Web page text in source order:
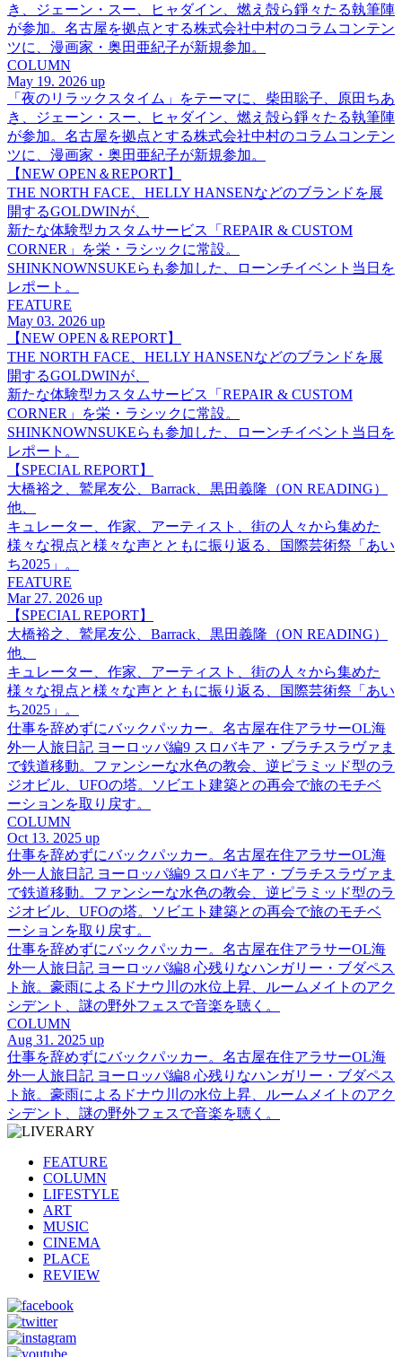
き、ジェーン・スー、ヒャダイン、燃え殻ら錚々たる執筆陣
が参加。名古屋を拠点とする株式会社中村のコラムコンテン
ツに、漫画家・奥田亜紀子が新規参加。
COLUMN
May 19. 2026 up
「夜のリラックスタイム」をテーマに、柴田聡子、原田ちあ
き、ジェーン・スー、ヒャダイン、燃え殻ら錚々たる執筆陣
が参加。名古屋を拠点とする株式会社中村のコラムコンテン
ツに、漫画家・奥田亜紀子が新規参加。
【NEW OPEN＆REPORT】
THE NORTH FACE、HELLY HANSENなどのブランドを展
開するGOLDWINが、
新たな体験型カスタムサービス「REPAIR & CUSTOM
CORNER」を栄・ラシックに常設。
SHINKNOWNSUKEらも参加した、ローンチイベント当日を
レポート。
FEATURE
May 03. 2026 up
【NEW OPEN＆REPORT】
THE NORTH FACE、HELLY HANSENなどのブランドを展
開するGOLDWINが、
新たな体験型カスタムサービス「REPAIR & CUSTOM
CORNER」を栄・ラシックに常設。
SHINKNOWNSUKEらも参加した、ローンチイベント当日を
レポート。
【SPECIAL REPORT】
大橋裕之、鷲尾友公、Barrack、黒田義隆（ON READING）
他、
キュレーター、作家、アーティスト、街の人々から集めた
様々な視点と様々な声とともに振り返る、国際芸術祭「あい
ち2025」。
FEATURE
Mar 27. 2026 up
【SPECIAL REPORT】
大橋裕之、鷲尾友公、Barrack、黒田義隆（ON READING）
他、
キュレーター、作家、アーティスト、街の人々から集めた
様々な視点と様々な声とともに振り返る、国際芸術祭「あい
ち2025」。
仕事を辞めずにバックパッカー。名古屋在住アラサーOL海
外一人旅日記 ヨーロッパ編9 スロバキア・ブラチスラヴァま
で鉄道移動。ファンシーな水色の教会、逆ピラミッド型のラ
ジオビル、UFOの塔。ソビエト建築との再会で旅のモチベ
ーションを取り戻す。
COLUMN
Oct 13. 2025 up
仕事を辞めずにバックパッカー。名古屋在住アラサーOL海
外一人旅日記 ヨーロッパ編9 スロバキア・ブラチスラヴァま
で鉄道移動。ファンシーな水色の教会、逆ピラミッド型のラ
ジオビル、UFOの塔。ソビエト建築との再会で旅のモチベ
ーションを取り戻す。
仕事を辞めずにバックパッカー。名古屋在住アラサーOL海
外一人旅日記 ヨーロッパ編8 心残りなハンガリー・ブダペス
ト旅。豪雨によるドナウ川の水位上昇、ルームメイトのアク
シデント、謎の野外フェスで音楽を聴く。
COLUMN
Aug 31. 2025 up
仕事を辞めずにバックパッカー。名古屋在住アラサーOL海
外一人旅日記 ヨーロッパ編8 心残りなハンガリー・ブダペス
ト旅。豪雨によるドナウ川の水位上昇、ルームメイトのアク
シデント、謎の野外フェスで音楽を聴く。
FEATURE
COLUMN
LIFESTYLE
ART
MUSIC
CINEMA
PLACE
REVIEW